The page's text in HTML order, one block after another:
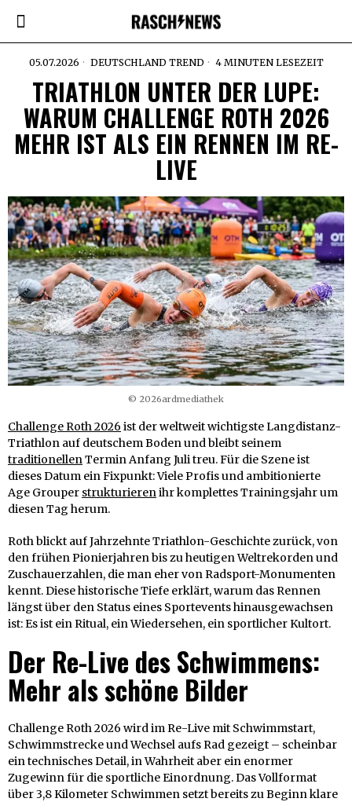
05.07.2026 DEUTSCHLAND TREND 4 MINUTEN LESEZEIT
TRIATHLON UNTER DER LUPE:
WARUM CHALLENGE ROTH 2026
MEHR IST ALS EIN RENNEN IM RE-
LIVE
© 2026ardmediathek
Challenge Roth 2026 ist der weltweit wichtigste Langdistanz-
Triathlon auf deutschem Boden und bleibt seinem
traditionellenTermin Anfang Juli treu. Für die Szene ist
dieses Datum ein Fixpunkt: Viele Profis und ambitionierte
Age Grouper strukturierenihr komplettes Trainingsjahr um
diesen Tag herum.
Roth blickt auf Jahrzehnte Triathlon-Geschichte zurück, von
den frühen Pionierjahren bis zu heutigen Weltrekorden und
Zuschauerzahlen, die man eher von Radsport-Monumenten
kennt. Diese historische Tiefe erklärt, warum das Rennen
längst über den Status eines Sportevents hinausgewachsen
ist: Es ist ein Ritual, ein Wiedersehen, ein sportlicher Kultort.
Der Re-Live des Schwimmens:
Mehr als schöne Bilder
Challenge Roth 2026 wird im Re-Live mit Schwimmstart,
Schwimmstrecke und Wechsel aufs Rad gezeigt – scheinbar
ein technisches Detail, in Wahrheit aber ein enormer
Zugewinn für die sportliche Einordnung. Das Vollformat
über 3,8 Kilometer Schwimmen setzt bereits zu Beginn klare